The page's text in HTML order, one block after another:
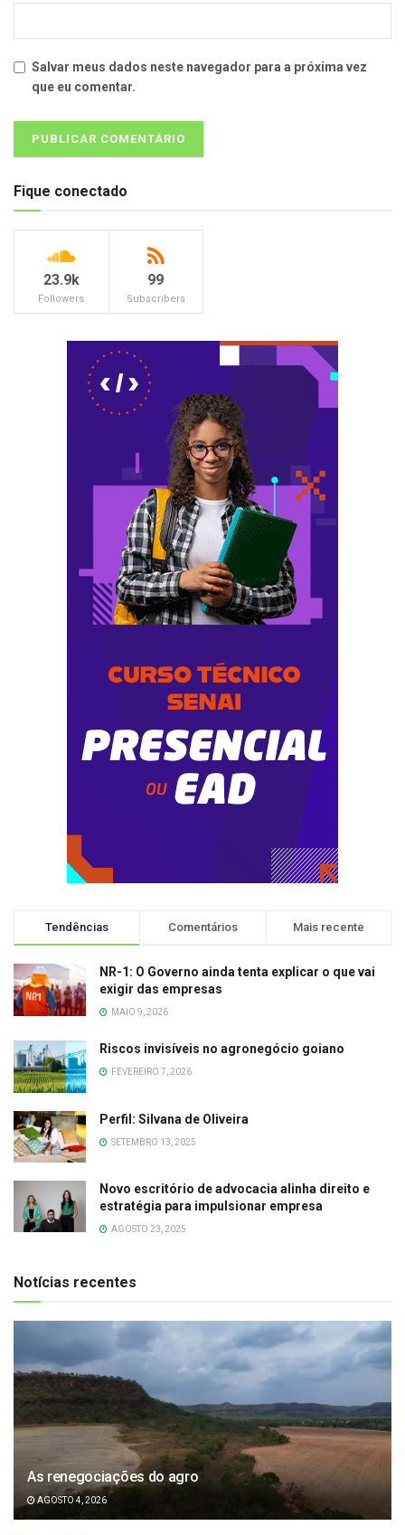
Salvar meus dados neste navegador para a próxima vez
que eu comentar.
Fique conectado
23.9k
Followers
99
Subscribers
Tendências Comentários Mais recente
NR-1: O Governo ainda tenta explicar o que vai
exigir das empresas
MAIO 9, 2026
Riscos invisíveis no agronegócio goiano
FEVEREIRO 7, 2026
Perfil: Silvana de Oliveira
SETEMBRO 13, 2025
Novo escritório de advocacia alinha direito e
estratégia para impulsionar empresa
AGOSTO 23, 2025
Notícias recentes
As renegociações do agro
AGOSTO 4, 2026